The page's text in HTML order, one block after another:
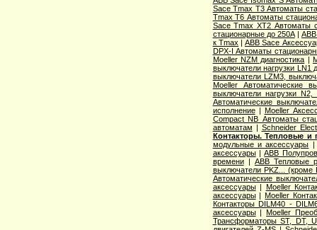
Sace Tmax T3 Автоматы
Tmax T6 Автоматы
Sace Tmax XT2 Автоматы
стационарные до 250А|
к Tmax | ABB Sace
DPX-I Автоматы
Moeller NZM диагностика |
выключатели нагрузки LN1
выключатели LZM3,
Moeller Автоматические
выключатели нагрузки
Автоматические
исполнение| Moeller
Compact NB Автоматы
автоматам | Schneider
Контакторы. Тепловые и
модульные и аксессуары
аксессуары|ABB
времени| ABB Тепловые
выключатели PKZ... (кроме
Автоматические
аксессуары| Moeller
аксессуары|Moeller
Контакторы DILM40 -
аксессуары|Moeller
Трансформаторы ST, DT,